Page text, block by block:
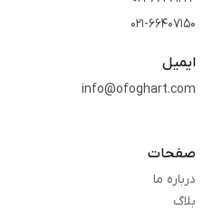
021-66407150
ایمیل
info@ofoghart.com
صفحات
درباره ما
بلاگ